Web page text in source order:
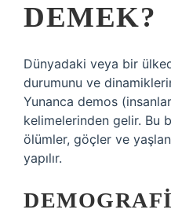
DEMEK?
Dünyadaki veya bir
durumunu ve
Yunanca demos
kelimelerinden gelir. Bu
ölümler, göçler ve
yapılır.